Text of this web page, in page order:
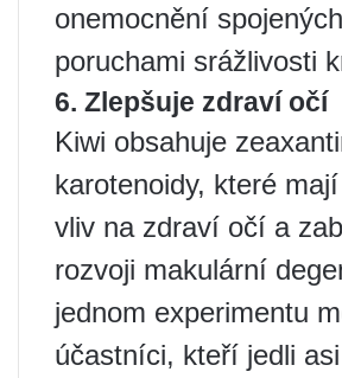
onemocnění
poruchami srážlivosti
6. Zlepšuje zdraví očí
Kiwi obsahuje
karotenoidy, které
vliv na zdraví očí a
rozvoji makulární
jednom experimentu
účastníci, kteří jedli